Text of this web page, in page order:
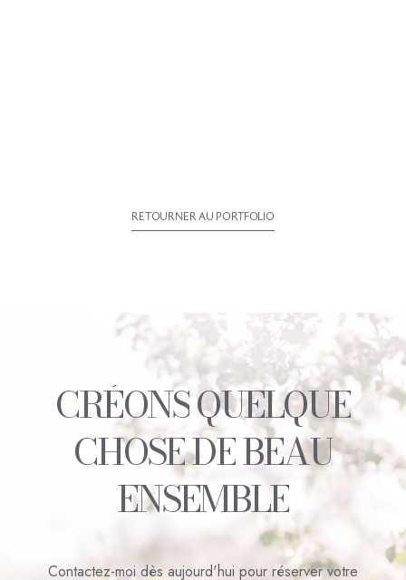
RETOURNER AU PORTFOLIO
CRÉONSQUELQUE
CHOSEDEBEAU
ENSEMBLE
Contactez-moi dès aujourd'hui pour réserver votre